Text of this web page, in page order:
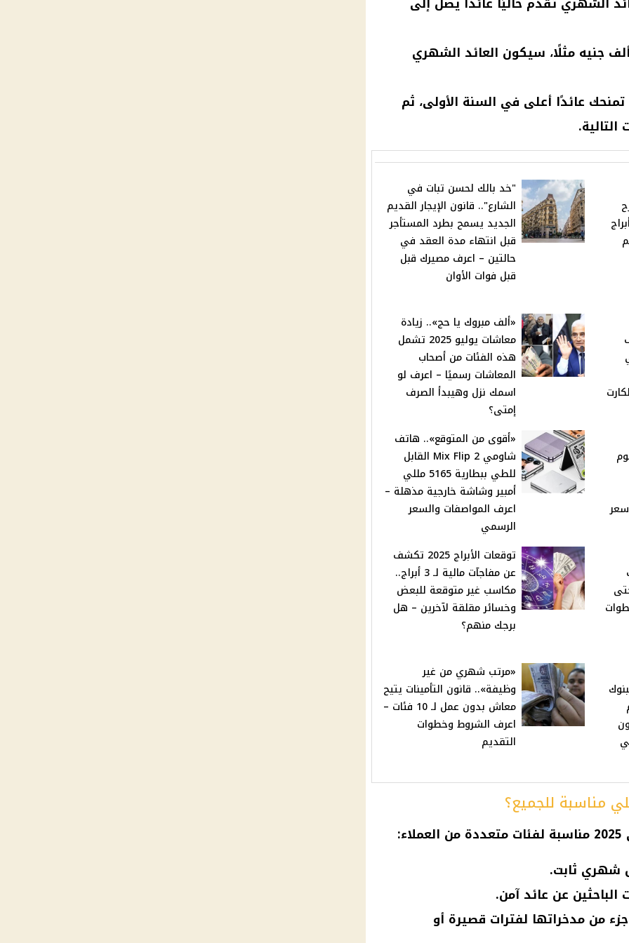
حالة استثمار مبلغ 150 ألف جنيه مثلًا، سيكون العائد الشهري
عائدًا أعلى في السنة الأولى، ثم
خير لـ3 أبراج
"خد بالك لحسن تبات في
الشارع".. قانون الإيجار القديم
الجديد يسمح بطرد المستأجر
قبل انتهاء مدة العقد في
حالتين – اعرف مصيرك قبل
قبل فوات الأوان
«ألف مبروك يا حج».. زيادة
معاشات يوليو 2025 تشمل
هذه الفئات من أصحاب
المعاشات رسميًا – اعرف لو
اسمك نزل وهيبدأ الصرف
إمتى؟
سعر
«أقوى من المتوقع».. هاتف
شاومي Mix Flip 2 القابل
للطي ببطارية 5165 مللي
أمبير وشاشة خارجية مذهلة –
اعرف المواصفات والسعر
الرسمي
2022 وحتى
توقعات الأبراج 2025 تكشف
عن مفاجآت مالية لـ 3 أبراج..
مكاسب غير متوقعة للبعض
وخسائر مقلقة لآخرين – هل
برجك منهم؟
«مرتب شهري من غير
وظيفة».. قانون التأمينات يتيح
معاش بدون عمل لـ 10 فئات –
اعرف الشروط وخطوات
التقديم
مناسبة للجميع؟
شهري ثابت.
عن عائد آمن.
من مدخراتها لفترات قصيرة أو